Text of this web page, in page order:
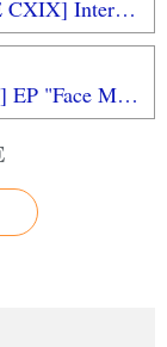
[LA PAROLE AUX GAMEURS ACTE CXIX] Interview de Georges "Jay" GROUARD
[EN ECOUTE CHEZ STARSYSTEMF] EP "Face My Fears" de Hikaru Utada feat Skrillex (KINGDOM HEARTS III)